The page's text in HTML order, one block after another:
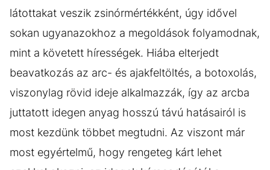
látottakat veszik zsinórmértékként, úgy idővel
sokan ugyanazokhoz a megoldások folyamodnak,
mint a követett hírességek. Hiába elterjedt
beavatkozás az arc- és ajakfeltöltés, a botoxolás,
viszonylag rövid ideje alkalmazzák, így az arcba
juttatott idegen anyag hosszú távú hatásairól is
most kezdünk többet megtudni. Az viszont már
most egyértelmű, hogy rengeteg kárt lehet